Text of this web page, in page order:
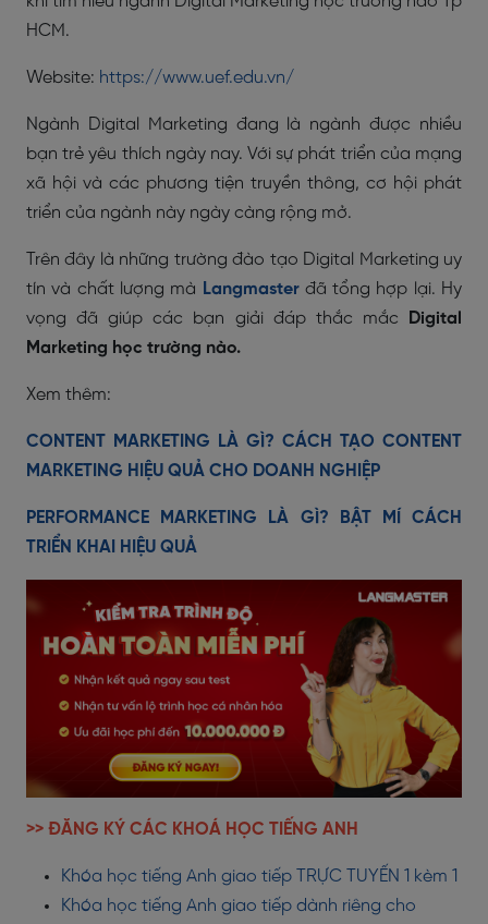
HCM.
Website: https://www.uef.edu.vn/
Ngành Digital Marketing đang là ngành được nhiều
bạn trẻ yêu thích ngày nay. Với sự phát triển của mạng
xã hội và các phương tiện truyền thông, cơ hội phát
triển của ngành này ngày càng rộng mở.
Trên đây là những trường đào tạo Digital Marketing uy
tín và chất lượng mà Langmasterđã tổng hợp lại. Hy
vọng đã giúp các bạn giải đáp thắc mắc
Digital
Marketing học trường nào.
Xem thêm:
CONTENT MARKETING LÀ GÌ? CÁCH TẠO CONTENT
MARKETING HIỆU QUẢ CHO DOANH NGHIỆP
PERFORMANCE MARKETING LÀ GÌ? BẬT MÍ CÁCH
TRIỂN KHAI HIỆU QUẢ
>> ĐĂNG KÝ CÁC KHOÁ HỌC TIẾNG ANH
Khóa học tiếng Anh giao tiếp TRỰC TUYẾN 1 kèm 1
Khóa học tiếng Anh giao tiếp dành riêng cho